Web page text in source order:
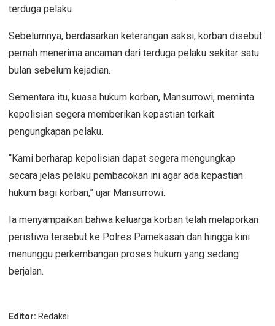
terduga pelaku.
Sebelumnya, berdasarkan keterangan saksi, korban disebut
pernah menerima ancaman dari terduga pelaku sekitar satu
bulan sebelum kejadian.
Sementara itu, kuasa hukum korban, Mansurrowi, meminta
kepolisian segera memberikan kepastian terkait
pengungkapan pelaku.
“Kami berharap kepolisian dapat segera mengungkap
secara jelas pelaku pembacokan ini agar ada kepastian
hukum bagi korban,” ujar Mansurrowi.
Ia menyampaikan bahwa keluarga korban telah melaporkan
peristiwa tersebut ke Polres Pamekasan dan hingga kini
menunggu perkembangan proses hukum yang sedang
berjalan.
Editor: Redaksi